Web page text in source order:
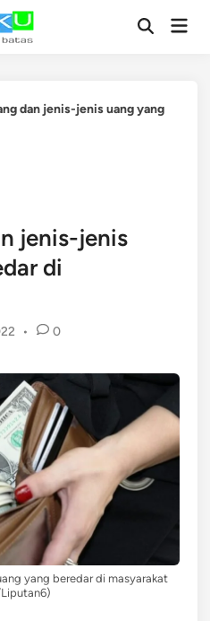
OpenMain
dan jenis-jenis uang yang
jenis-jenis
di
• 0
yang beredar di masyarakat